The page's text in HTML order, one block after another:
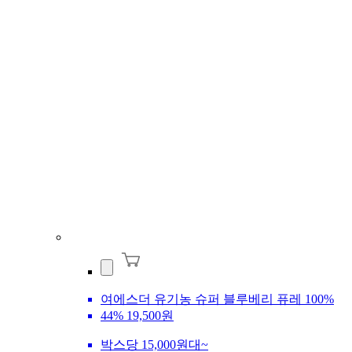
여에스더 유기농 슈퍼 블루베리 퓨레 100%
44% 19,500원
박스당 15,000원대~